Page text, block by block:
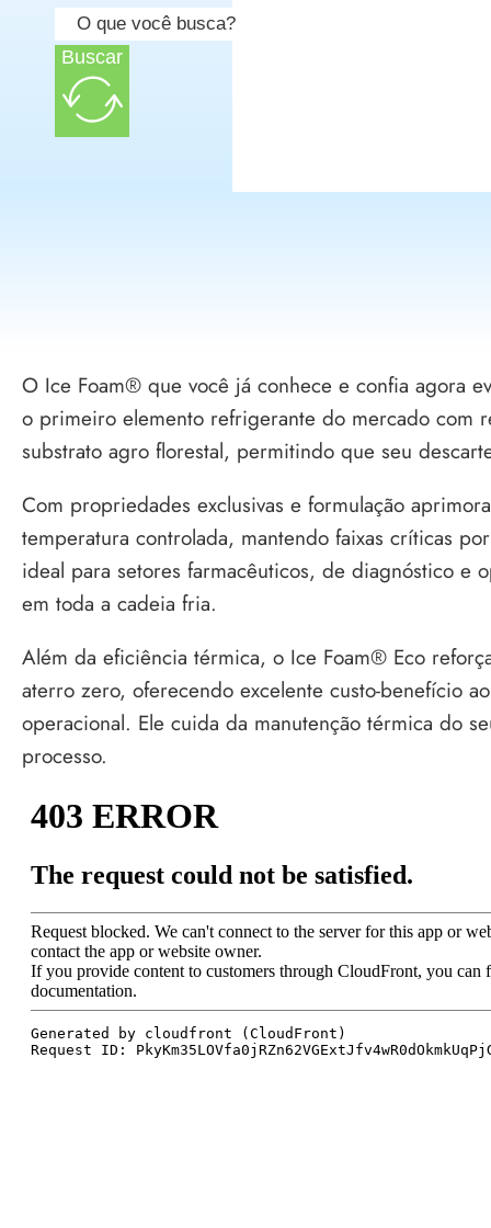
Buscar
O Ice Foam® que você já conhece e confia agora
o primeiro elemento refrigerante do mercado com
substrato agro florestal, permitindo que seu
Com propriedades exclusivas e formulação
temperatura controlada, mantendo faixas críticas
ideal para setores farmacêuticos, de diagnóstico e
em toda a cadeia fria.
Além da eficiência térmica, o Ice Foam® Eco
aterro zero, oferecendo excelente custo-benefício
operacional. Ele cuida da manutenção térmica do
processo.